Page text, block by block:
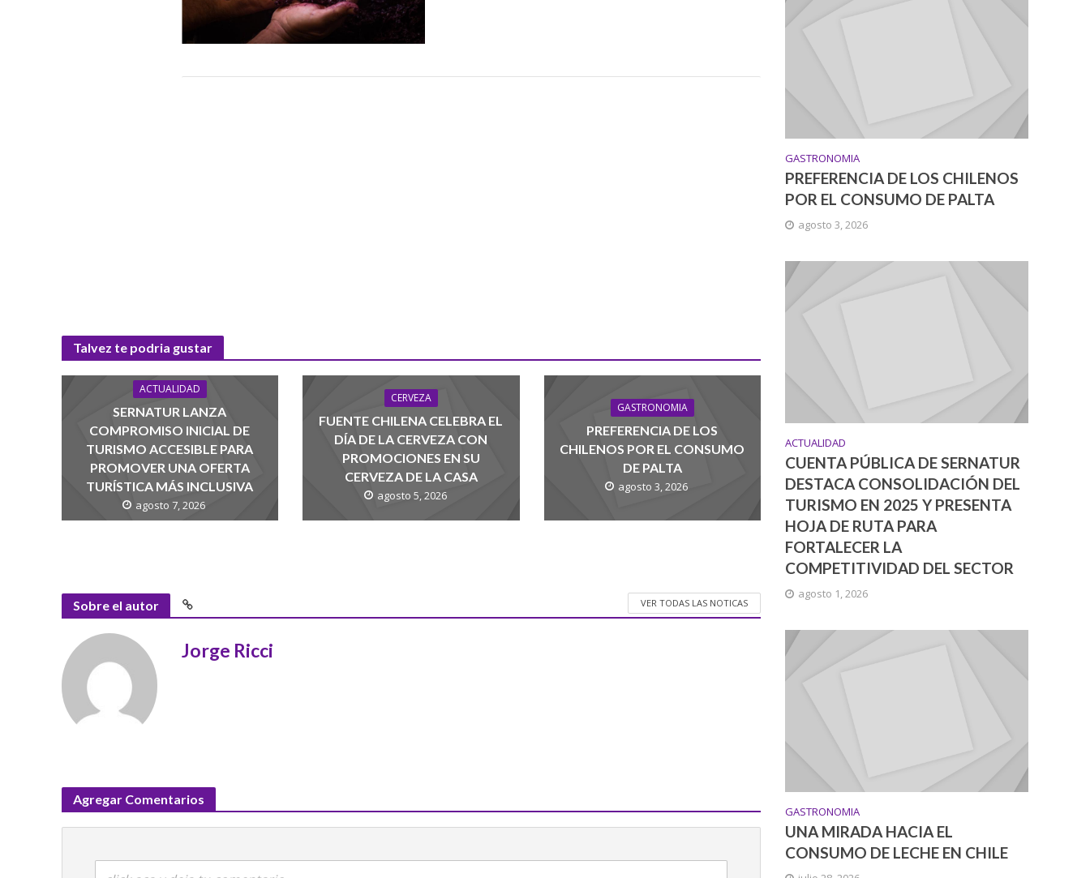
Talvez te podria gustar
ACTUALIDAD
SERNATUR LANZA
COMPROMISO INICIAL DE
TURISMO ACCESIBLE PARA
PROMOVER UNA OFERTA
TURÍSTICA MÁS INCLUSIVA
agosto 7, 2026
CERVEZA
FUENTE CHILENA CELEBRA EL
DÍA DE LA CERVEZA CON
PROMOCIONES EN SU
CERVEZA DE LA CASA
agosto 5, 2026
GASTRONOMIA
PREFERENCIA DE LOS
CHILENOS POR EL CONSUMO
DE PALTA
agosto 3, 2026
Sobre el autor VER TODAS LAS NOTICAS
Jorge Ricci
Agregar Comentarios
GASTRONOMIA
PREFERENCIA DE LOS CHILENOS
POR EL CONSUMO DE PALTA
agosto 3, 2026
ACTUALIDAD
CUENTA PÚBLICA DE SERNATUR
DESTACA CONSOLIDACIÓN DEL
TURISMO EN 2025 Y PRESENTA
HOJA DE RUTA PARA
FORTALECER LA
COMPETITIVIDAD DEL SECTOR
agosto 1, 2026
GASTRONOMIA
UNA MIRADA HACIA EL
CONSUMO DE LECHE EN CHILE